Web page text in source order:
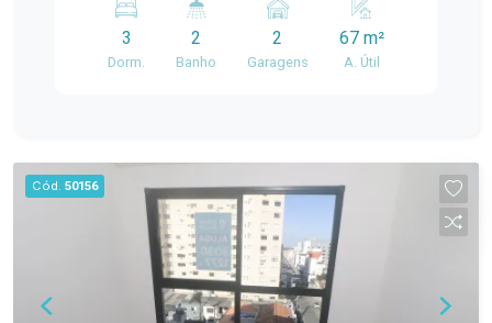
garagem Semi mobiliada com móveis planejados
Piso porcelanato Lareira Churrasqueira Ar-
condicionado Acabamentos de excelente padrão,
qualidade, segurança e conforto. Cada detalhe foi
pensado para proporcionar bem-estar e
praticidade no dia a dia. Receba amigos e
familiares em um espaço perfeito para
confraternizações, com churrasqueira e lareira
que tornam todos os momentos ainda mais
3
Dorm.
2
Banho
2
Garagens
67 m²
A. Útil
Cód. 50156